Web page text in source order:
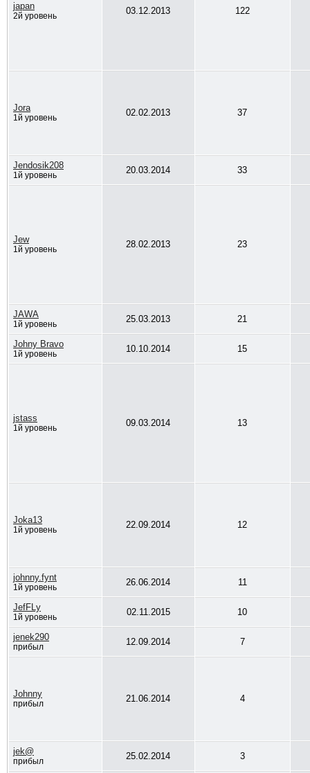
japan
2й уровень 03.12.2013 122
Jora
1й уровень 02.02.2013 37
Jendosik208
1й уровень 20.03.2014 33
Jew
1й уровень 28.02.2013 23
JAWA
1й уровень 25.03.2013 21
Johny Bravo
1й уровень 10.10.2014 15
jstass
1й уровень 09.03.2014 13
Joka13
1й уровень 22.09.2014 12
johnny.fynt
1й уровень 26.06.2014 11
JefFLy
1й уровень 02.11.2015 10
jenek290
прибыл 12.09.2014 7
Johnny
прибыл 21.06.2014 4
jek@
прибыл 25.02.2014 3